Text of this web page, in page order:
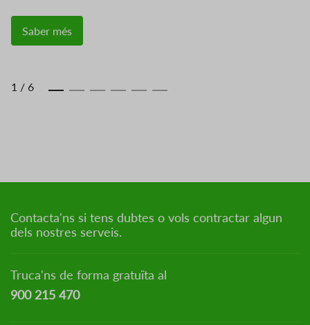
Saber més
1 / 6
Contacta'ns si tens dubtes o vols contractar algun
dels nostres serveis.
Truca'ns de forma gratuïta al
900 215 470